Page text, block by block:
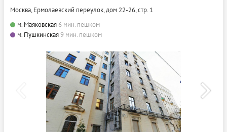
Москва, Ермолаевский переулок, дом 22-26, стр. 1
м. Маяковская 6 мин. пешком
м. Пушкинская9 мин. пешком